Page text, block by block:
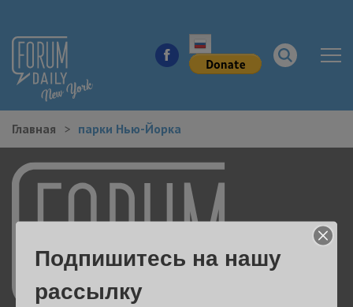
НОВОСТИ ГОРОДА
КУДА ПОЙТИ В ГОРОДЕ
ЗДОРОВЬЕ
РАБОТА И БИЗНЕС
ЖИЛЬЕ
Главная парки Нью-Йорка
Подпишитесь на нашу
рассылку